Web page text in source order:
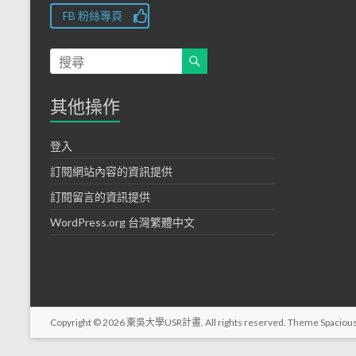
FB 粉絲專頁
其他操作
登入
訂閱網站內容的資訊提供
訂閱留言的資訊提供
WordPress.org 台灣繁體中文
Copyright © 2026東吳大學USR計畫. All rights reserved. ThemeSpacious